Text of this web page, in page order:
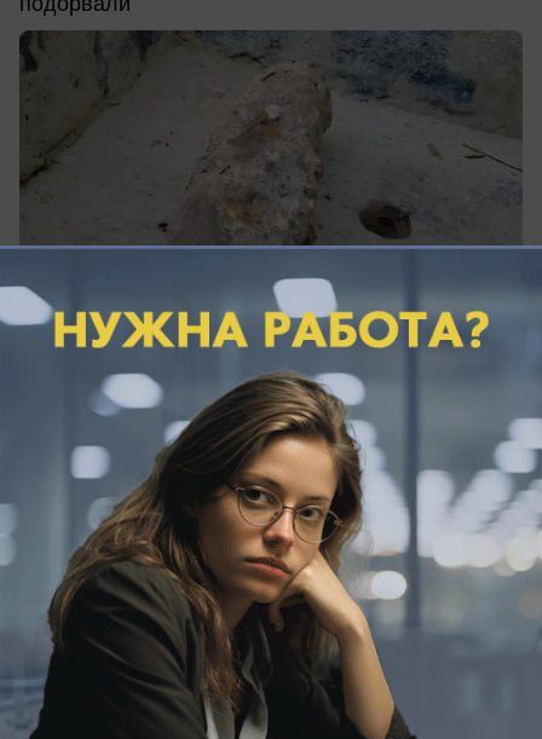
Общество
Ставропольцы остались без связи из-за
масштабного сбоя в работе Рунета
И рассказали редакции, что именно у них не
работает